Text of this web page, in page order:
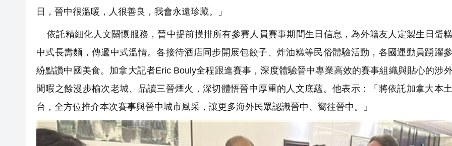
日，晉中很溫暖，人很善良，我會永遠珍藏。」
依託精細化人文關懷服務，晉中提前摸排所有參賽人員賽事期間生日信息，為外籍友人定製生日蛋
中式長壽麵，傳遞中式溫情。各接待酒店同步開展包餃子、炸油糕等民俗體驗活動，各國運動員踴躍
紛點讚中國美食。加拿大記者Eric Bouly全程跟進賽事，深度體驗晉中專業高效的賽事組織與貼心的涉
閒暇之餘漫步榆次老城、品讀三晉煙火，深切體悟晉中厚重的人文底蘊。他表示：「將依託加拿大本
台，全方位推介本次賽事與晉中城市風采，讓更多海外民眾認識晉中、嚮往晉中。」